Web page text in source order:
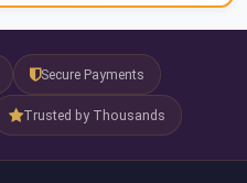
Secure Payments
Trusted by Thousands